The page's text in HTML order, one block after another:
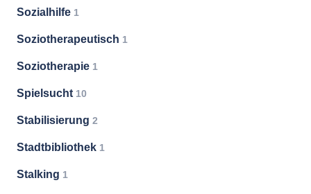
Sozialhilfe 1
Soziotherapeutisch 1
Soziotherapie 1
Spielsucht 10
Stabilisierung 2
Stadtbibliothek 1
Stalking 1